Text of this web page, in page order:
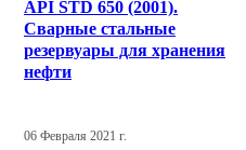
API STD 650 (2001).
Сварные стальные
резервуары для хранения
нефти
06 Февраля 2021 г.